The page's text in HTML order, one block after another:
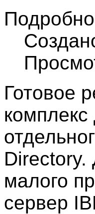
Готовое
малого
сервер